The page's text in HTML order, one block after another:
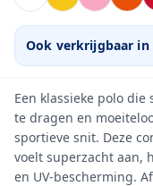
Ook verkrijgbaar in
Een klassieke polo
te dragen en
sportieve snit. Deze
voelt superzacht aan,
en UV-bescherming.